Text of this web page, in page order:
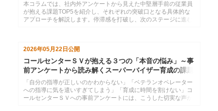
本コラムでは、社内外アンケートから見えた中堅層手前の従業員
が抱える課題TOP5を紹介し、それぞれの突破口となる具体的な
アプローチを解説します。停滞感を打破し、次のステージに進む
2026年05月22日 公開
コールセンターＳＶが抱える３つの「本音の悩み」～事
前アンケートから読み解くスーパーバイザー育成の課題
と解決策
「自分の指導が正しいのかわからない」「ベテランオペレーター
への指導に気を遣いすぎてしまう」「育成に時間を割けない」コ
ールセンターＳＶへの事前アンケートには、こうした切実な声が